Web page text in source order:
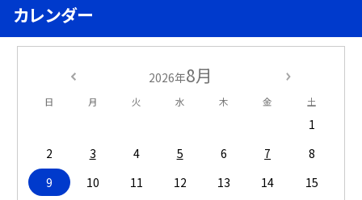
カレンダー
2026年8月
日 月 火 水 木 金 土
1
2
3 4 5 6 7
8
9
10 11 12 13 14
15